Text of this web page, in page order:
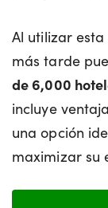
Al utilizar
más tarde
de 6,000
incluye
una opción
maximizar su